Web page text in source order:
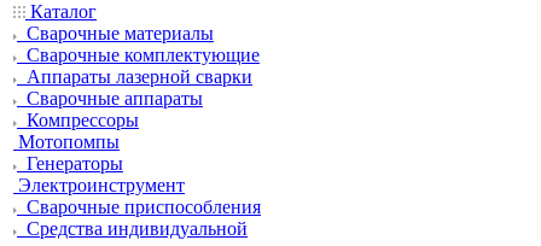
Каталог
Сварочные материалы
Сварочные комплектующие
Аппараты лазерной сварки
Сварочные аппараты
Компрессоры
Мотопомпы
Генераторы
Электроинструмент
Сварочные приспособления
Средства индивидуальной